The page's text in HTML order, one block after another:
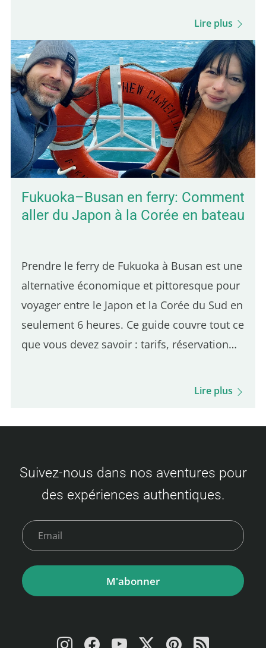
seulement 30 minutes de Kampot, elle se
C'est la première ville où je me suis arrêté
en arrivant au Cambodge, et elle m'a
agréablement surpris. L'ambiance est
calme, la vie locale encore bien présente, et
les paysages verdoyants. On y trouve aussi
des bungalows à petit prix sur de grands
terrains…
Lire plus
Fukuoka–Busan en ferry: Comment
aller du Japon à la Corée en bateau
Prendre le ferry de Fukuoka à Busan est une
alternative économique et pittoresque pour
voyager entre le Japon et la Corée du Sud en
seulement 6 heures. Ce guide couvre tout ce
que vous devez savoir : tarifs, réservation
déroulement du voyage, options de
Soyez prêt pour cette expérience unique et
varient selon la disponibilité et la classe
choisie. Voici un aperçu des tarifs : Classe
économique Adulte : 3 500 à 9 000 JPY
Enfant…
Lire plus
Suivez-nous dans nos aventures pour
des expériences authentiques.
M'abonner